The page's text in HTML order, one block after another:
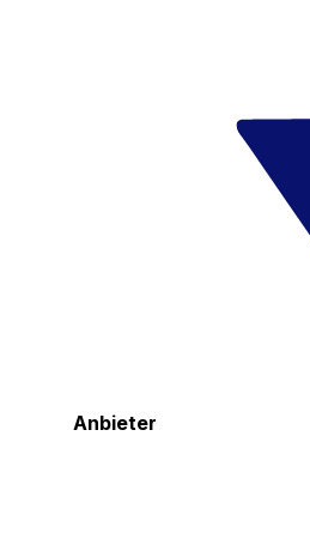
Anbieter